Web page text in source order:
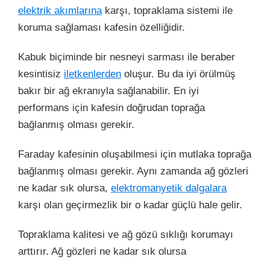
elektrik akımlarına karşı, topraklama sistemi ile
koruma sağlaması kafesin özelliğidir.
Kabuk biçiminde bir nesneyi sarması ile beraber
kesintisiz iletkenlerden oluşur. Bu da iyi örülmüş
bakır bir ağ ekranıyla sağlanabilir. En iyi
performans için kafesin doğrudan toprağa
bağlanmış olması gerekir.
Faraday kafesinin oluşabilmesi için mutlaka toprağa
bağlanmış olması gerekir. Aynı zamanda ağ gözleri
ne kadar sık olursa, elektromanyetik dalgalara
karşı olan geçirmezlik bir o kadar güçlü hale gelir.
Topraklama kalitesi ve ağ gözü sıklığı korumayı
arttırır. Ağ gözleri ne kadar sık olursa